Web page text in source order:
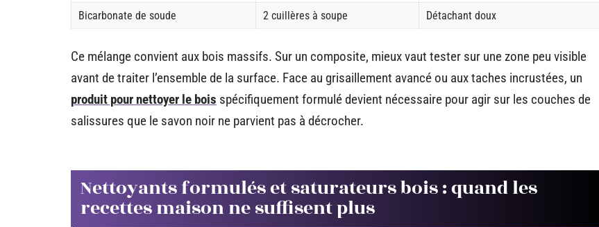
Bicarbonate de soude
2 cuillères à soupe Détachant doux
Ce mélange convient aux bois massifs. Sur un composite, mieux vaut tester sur une zone peu visible
avant de traiter l’ensemble de la surface. Face au grisaillement avancé ou aux taches incrustées, un
produit pour nettoyer le bois spécifiquement formulé devient nécessaire pour agir sur les couches de
salissures que le savon noir ne parvient pas à décrocher.
Nettoyants formulés et saturateurs bois : quand les
recettes maison ne suffisent plus